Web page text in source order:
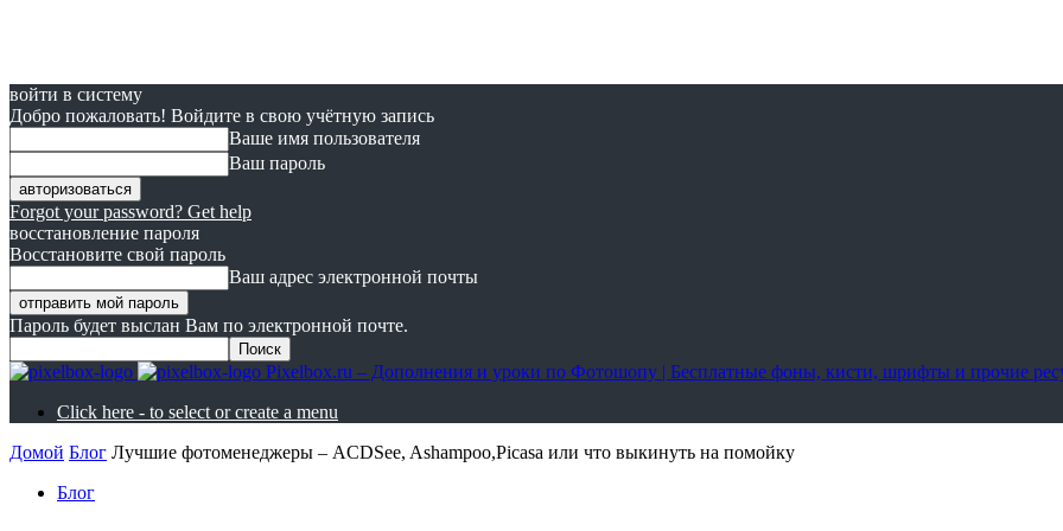
войти в систему
Добро пожаловать! Войдите в свою учётную запись
Ваше имя пользователя
Ваш пароль
Forgot your password? Get help
восстановление пароля
Восстановите свой пароль
Ваш адрес электронной почты
Пароль будет выслан Вам по электронной почте.
Pixelbox.ru – Дополнения и уроки по Фотошопу | Бесплатные фоны, кисти, шрифты и прочие
Click here - to select or create a menu
Домой Блог Лучшие фотоменеджеры – ACDSee, Ashampoo,Picasa или что выкинуть на помойку
Блог